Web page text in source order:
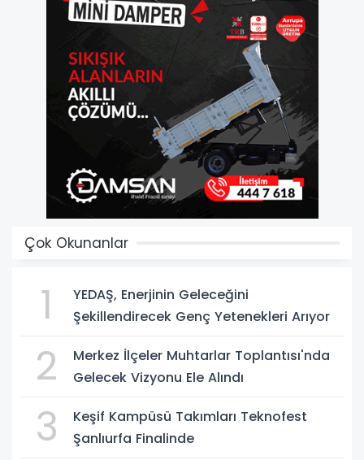
Çok Okunanlar
1
YEDAŞ, Enerjinin Geleceğini
Şekillendirecek Genç Yetenekleri Arıyor
2
Merkez İlçeler Muhtarlar Toplantısı'nda
Gelecek Vizyonu Ele Alındı
3
Keşif Kampüsü Takımları Teknofest
Şanlıurfa Finalinde